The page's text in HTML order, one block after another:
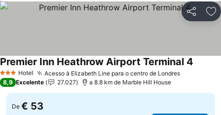
Partilhar
3 EstrelasHotel Acesso à Elizabeth Line para o centro de LondresVer preços
Premier Inn Heathrow Airport Terminal 4
8,9 Excelente 27.027 a 8.8 km de Marble Hill House
De € 53